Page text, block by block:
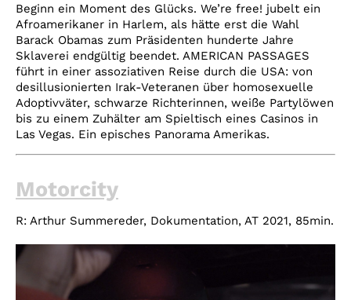
Beginn ein Moment des Glücks. We’re free! jubelt ein
Afroamerikaner in Harlem, als hätte erst die Wahl
Barack Obamas zum Präsidenten hunderte Jahre
Sklaverei endgültig beendet. AMERICAN PASSAGES
führt in einer assoziativen Reise durch die USA: von
desillusionierten Irak-Veteranen über homosexuelle
Adoptivväter, schwarze Richterinnen, weiße Partylöwen
bis zu einem Zuhälter am Spieltisch eines Casinos in
Las Vegas. Ein episches Panorama Amerikas.
Motorcity
R: Arthur Summereder, Dokumentation, AT 2021, 85min.